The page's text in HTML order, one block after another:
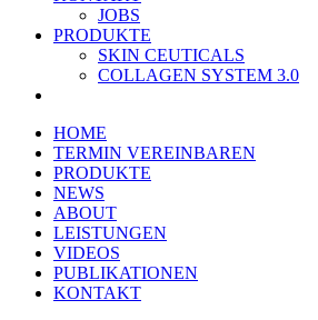
JOBS
PRODUKTE
SKIN CEUTICALS
COLLAGEN SYSTEM 3.0
HOME
TERMIN VEREINBAREN
PRODUKTE
NEWS
ABOUT
LEISTUNGEN
VIDEOS
PUBLIKATIONEN
KONTAKT